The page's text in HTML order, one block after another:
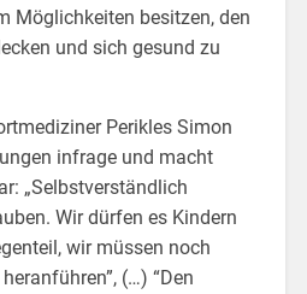
Möglichkeiten besitzen, den
und sich gesund zu
Perikles Simon
infrage und macht
„Selbstverständlich
Wir dürfen es Kindern
wir müssen noch
(…) “Den